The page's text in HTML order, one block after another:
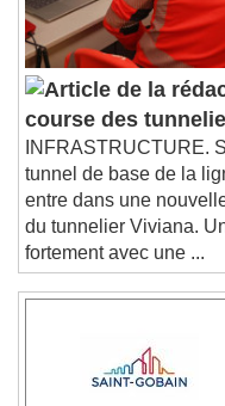
settings
subtitles off
Audio Track
Picture-in-
This is a modal
Beginning of
and close the
Text
Color
Color
course des
INFRASTRUCTURE.
tunnel de base de la
entre dans une
du tunnelier Viviana.
fortement avec une ...